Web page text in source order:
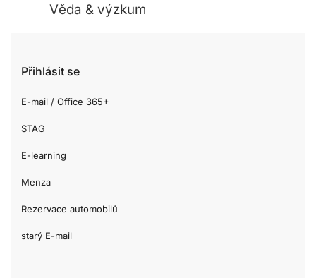
Věda & výzkum
Přihlásit se
E-mail / Office 365+
STAG
E-learning
Menza
Rezervace automobilů
starý E-mail